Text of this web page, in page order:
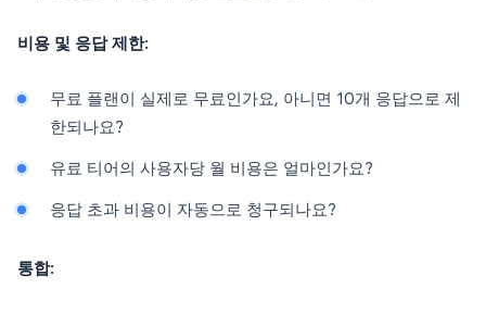
비용 및 응답 제한:
무료 플랜이 실제로 무료인가요, 아니면 10개 응답으로 제
한되나요?
유료 티어의 사용자당 월 비용은 얼마인가요?
응답 초과 비용이 자동으로 청구되나요?
통합: